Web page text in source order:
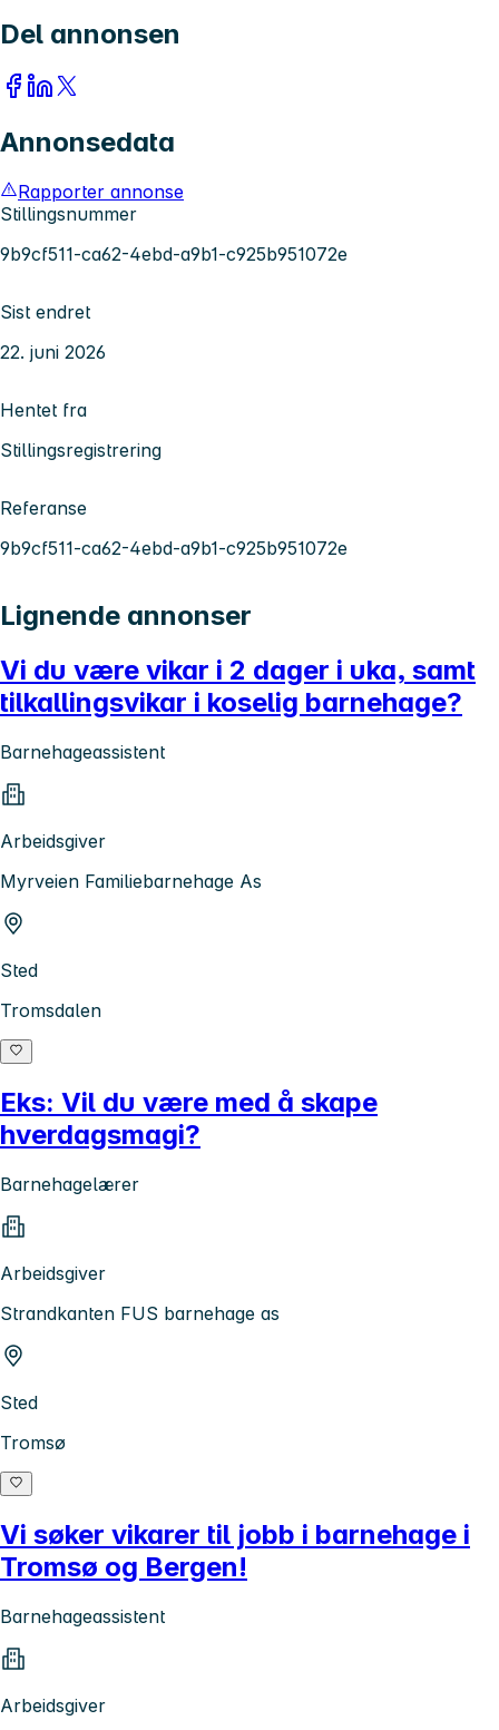
Del annonsen
Annonsedata
Rapporter annonse
Stillingsnummer
9b9cf511-ca62-4ebd-a9b1-c925b951072e
Sist endret
22. juni 2026
Hentet fra
Stillingsregistrering
Referanse
9b9cf511-ca62-4ebd-a9b1-c925b951072e
Lignende annonser
Vi du være vikar i 2 dager i uka, samt
tilkallingsvikar i koselig barnehage?
Barnehageassistent
Arbeidsgiver
Myrveien Familiebarnehage As
Sted
Tromsdalen
Eks: Vil du være med å skape
hverdagsmagi?
Barnehagelærer
Arbeidsgiver
Strandkanten FUS barnehage as
Sted
Tromsø
Vi søker vikarer til jobb i barnehage i
Tromsø og Bergen!
Barnehageassistent
Arbeidsgiver